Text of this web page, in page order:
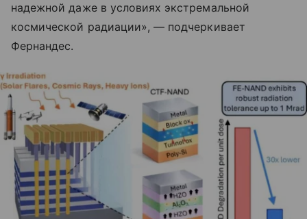
надежной даже в условиях экстремальной
космической радиации», — подчеркивает
Фернандес.